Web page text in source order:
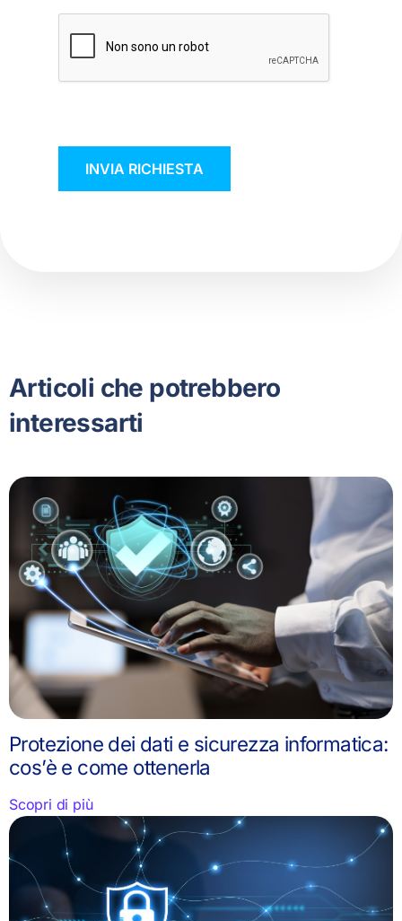
Articoli che potrebbero
interessarti
Protezione dei dati e sicurezza informatica:
cos’è e come ottenerla
Scopri di più